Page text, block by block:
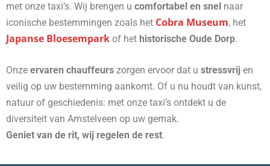
met onze taxi’s. Wij brengen u comfortabel en snel naar
iconische bestemmingen zoals het Cobra Museum, het
Japanse Bloesempark of het historische Oude Dorp.
Onze ervaren chauffeurs zorgen ervoor dat u stressvrij en
veilig op uw bestemming aankomt. Of u nu houdt van kunst,
natuur of geschiedenis: met onze taxi’s ontdekt u de
diversiteit van Amstelveen op uw gemak.
Geniet van de rit, wij regelen de rest.